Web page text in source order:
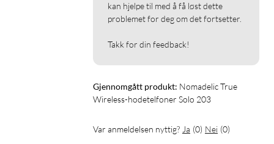
Total batteritid: opptil 24 timer (6 t + 18 t med etui)
Standbytid: opptil 90 dager
USB-A til USB-C kabel (30 cm)
kan hjelpe til med å få løst dette
problemet for deg om det fortsetter.
Takk for din feedback!
Gjennomgått produkt: Nomadelic True
Wireless-hodetelfoner Solo 203
Var anmeldelsen nyttig? Ja (0) Nei (0)